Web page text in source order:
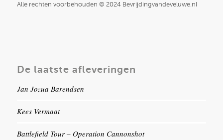
Alle rechten voorbehouden © 2024 Bevrijdingvandeveluwe.nl
De laatste afleveringen
Jan Jozua Barendsen
Kees Vermaat
Battlefield Tour – Operation Cannonshot